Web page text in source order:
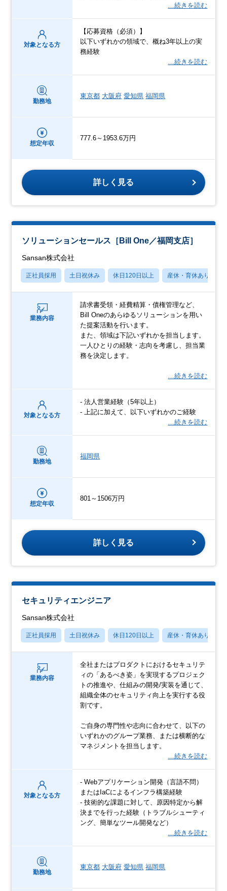
…続きを読む
対象となる方
【応募資格（必須）】
以下いずれかの領域で、概ね3年以上の実
務経験
…続きを読む
勤務地
東京都 大阪府 愛知県 福岡県
想定年収
777.6～1953.6万円
詳しく見る
ソリューションセールス［Bill One／福岡支店］
Sansan株式会社
正社員採用 土日祝休み 休日120日以上 産休・育休あり
業務内容
請求書受領・経費精算・債権管理など、
Bill Oneのあらゆるソリューションを用い
た提案活動を行います。
また、領域は下記いずれかを担当します。
一人ひとりの経験・志向を考慮し、担当業
務を決定します。
…続きを読む
対象となる方
- 法人営業経験（5年以上）
- 上記に加えて、以下いずれかのご経験
…続きを読む
勤務地
福岡県
想定年収
801～1506万円
詳しく見る
セキュリティエンジニア
Sansan株式会社
正社員採用 土日祝休み 休日120日以上 産休・育休あり
業務内容
全社またはプロダクトにおけるセキュリテ
ィの「あるべき姿」を実現するプロジェク
トの推進や、仕組みの開発/実装を通じて、
組織全体のセキュリティ向上を実行する役
割です。
ご自身の専門性や志向に合わせて、以下の
いずれかのグループ業務、または横断的な
マネジメントを担当します。
…続きを読む
対象となる方
- Webアプリケーション開発（言語不問）
またはIaCによるインフラ構築経験
- 技術的な課題に対して、原因特定から解
決までを行った経験（トラブルシューティ
ング、簡単なツール開発など）
…続きを読む
勤務地
東京都 大阪府 愛知県 福岡県